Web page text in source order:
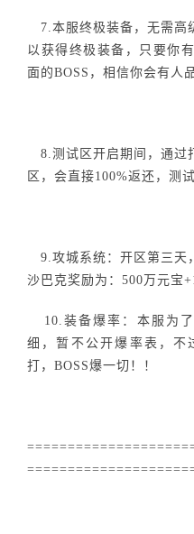
7.本服终极装备，无需高
以获得终极装备，只要你
面的BOSS，相信你会有人
8.测试区开启期间，通过
区，会直接100%返还，测
9.攻城系统：开区第三天
沙巴克奖励为：500万元宝
10.装备爆率：本服为
细，暂不公开爆率表，不
打，BOSS爆一切！！